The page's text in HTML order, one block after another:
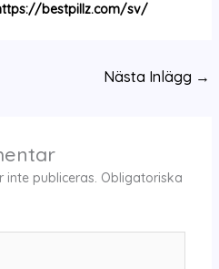
bestpillz.com/sv/
Nästa Inlägg →
publiceras. Obligatoriska